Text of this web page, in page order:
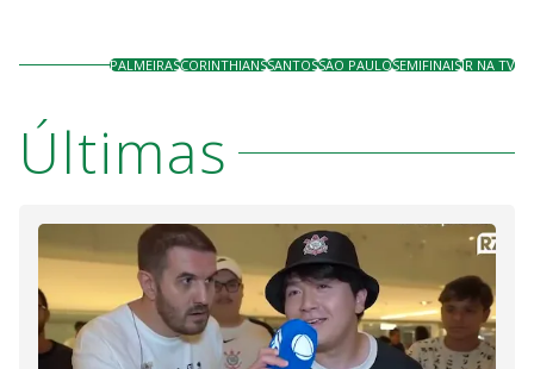
PALMEIRASCORINTHIANSSANTOSSÃO PAULOSEMIFINAISJR NA TV
Últimas